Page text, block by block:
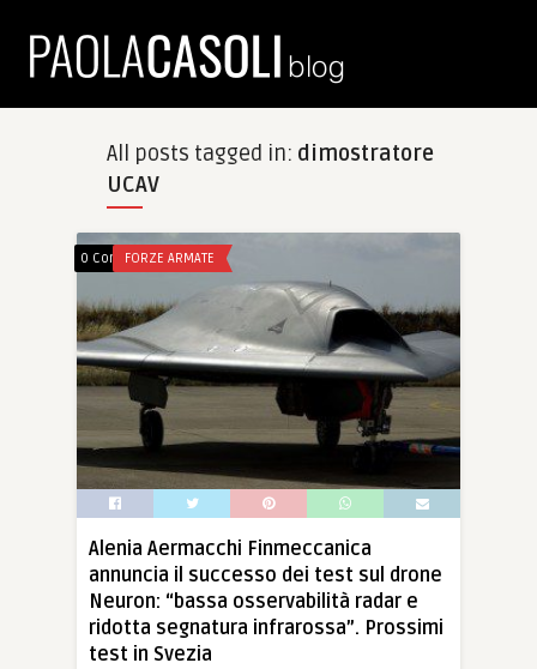
All posts tagged in: dimostratore
UCAV
0 CommentsFORZE ARMATE
Alenia Aermacchi Finmeccanica
annuncia il successo dei test sul drone
Neuron: “bassa osservabilità radar e
ridotta segnatura infrarossa”. Prossimi
test in Svezia